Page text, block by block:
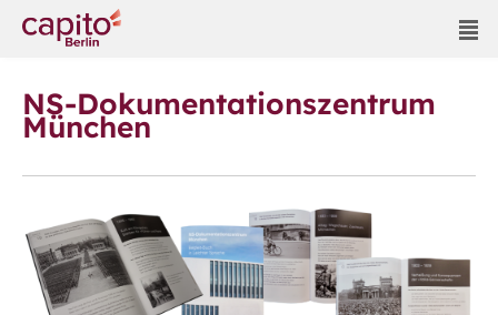
NS-Dokumentationszentrum
München